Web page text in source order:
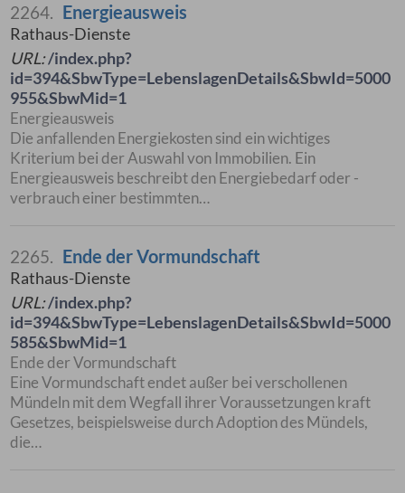
2264. Energieausweis
Rathaus-Dienste
URL:/index.php?
id=394&SbwType=LebenslagenDetails&SbwId=5000
955&SbwMid=1
Energieausweis
Die anfallenden Energiekosten sind ein wichtiges
Kriterium bei der Auswahl von Immobilien. Ein
Energieausweis beschreibt den Energiebedarf oder -
verbrauch einer bestimmten…
2265. Ende der Vormundschaft
Rathaus-Dienste
URL:/index.php?
id=394&SbwType=LebenslagenDetails&SbwId=5000
585&SbwMid=1
Ende der Vormundschaft
Eine Vormundschaft endet außer bei verschollenen
Mündeln mit dem Wegfall ihrer Voraussetzungen kraft
Gesetzes, beispielsweise durch Adoption des Mündels,
die…